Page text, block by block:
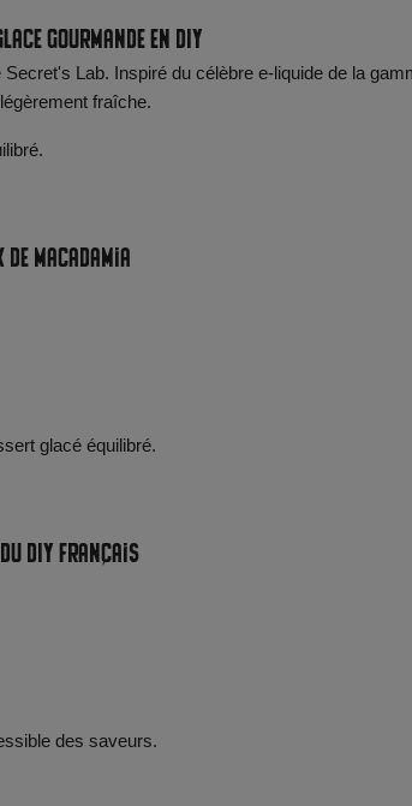
gourmande en DIY
Secret's Lab. Inspiré du célèbre e-liquide de la
fraîche.
macadamia
glacé équilibré.
DIY français
des saveurs.